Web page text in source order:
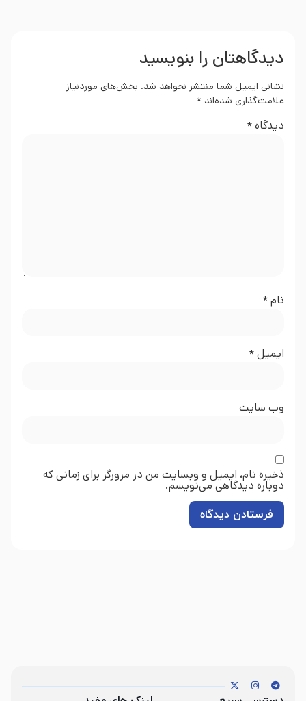
دیدگاهتان را بنویسید
نشانی ایمیل شما منتشر نخواهد شد. بخش‌های موردنیاز
علامت‌گذاری شده‌اند *
دیدگاه*
نام*
ایمیل*
وب‌ سایت
ذخیره نام، ایمیل و وبسایت من در مرورگر برای زمانی که
دوباره دیدگاهی می‌نویسم.